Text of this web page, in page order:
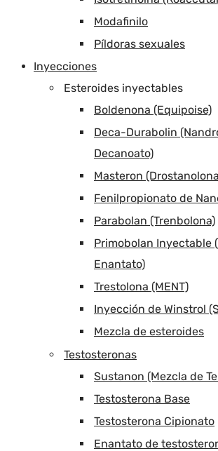
Modafinilo
Píldoras sexuales
Inyecciones
Esteroides inyectables
Boldenona (Equipoise)
Deca-Durabolin
Decanoato)
Masteron
Fenilpropionato de
Parabolan (Trenbolona)
Primobolan Inyectable
Enantato)
Trestolona (MENT)
Inyección de Winstrol
Mezcla de esteroides
Testosteronas
Sustanon (Mezcla de
Testosterona Base
Testosterona Cipionato
Enantato de